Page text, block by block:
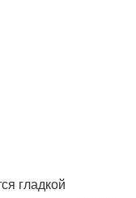
гладкой